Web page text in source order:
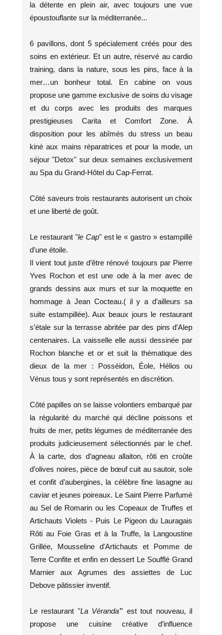
la détente en plein air, avec toujours une vue
époustouflante sur la méditerranée...
6 pavillons, dont 5 spécialement créés pour des
soins en extérieur. Et un autre, réservé au cardio
training, dans la nature, sous les pins, face à la
mer…un bonheur total. En cabine on vous
propose une gamme exclusive de soins du visage
et du corps avec les produits des marques
prestigieuses Carita et Comfort Zone. À
disposition pour les abîmés du stress un beau
kiné aux mains réparatrices et pour la mode, un
séjour "Detox" sur deux semaines exclusivement
au Spa du Grand-Hôtel du Cap-Ferrat.
Côté saveurs trois restaurants autorisent un choix
et une liberté de goût.
Le restaurant "le Cap" est le « gastro » estampillé
d’une étoile.
Il vient tout juste d’être rénové toujours par Pierre
Yves Rochon et est une ode à la mer avec de
grands dessins aux murs et sur la moquette en
hommage à Jean Cocteau.( il y a d’ailleurs sa
suite estampillée). Aux beaux jours le restaurant
s’étale sur la terrasse abritée par des pins d’Alep
centenaires. La vaisselle elle aussi dessinée par
Rochon blanche et or et suit la thématique des
dieux de la mer : Posséidon, Éole, Hélios ou
Vénus tous y sont représentés en discrétion.
Côté papilles on se laisse volontiers embarqué par
la régularité du marché qui décline poissons et
fruits de mer, petits légumes de méditerranée des
produits judicieusement sélectionnés par le chef.
À la carte, dos d’agneau allaiton, rôti en croûte
d’olives noires, pièce de bœuf cuit au sautoir, sole
et confit d’aubergines, la célèbre fine lasagne au
caviar et jeunes poireaux. Le Saint Pierre Parfumé
au Sel de Romarin ou les Copeaux de Truffes et
Artichauts Violets - Puis Le Pigeon du Lauragais
Rôti au Foie Gras et à la Truffe, la Langoustine
Grillée, Mousseline d'Artichauts et Pomme de
Terre Confite et enfin en dessert Le Soufflé Grand
Marnier aux Agrumes des assiettes de Luc
Debove pâtissier inventif.
Le restaurant "La Véranda’" est tout nouveau, il
propose une cuisine créative d’influence